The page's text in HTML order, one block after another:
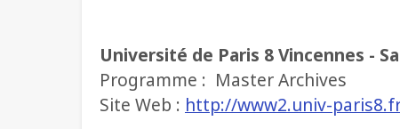
Université de Paris 8 Vincennes -
Programme : Master Archives
Site Web : http://www2.univ-